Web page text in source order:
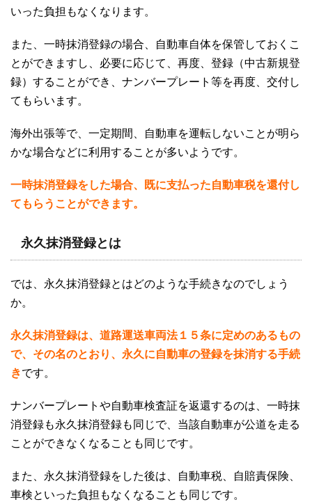
いった負担もなくなります。
また、一時抹消登録の場合、自動車自体を保管しておくこ
とができますし、必要に応じて、再度、登録（中古新規登
録）することができ、ナンバープレート等を再度、交付し
てもらいます。
海外出張等で、一定期間、自動車を運転しないことが明ら
かな場合などに利用することが多いようです。
一時抹消登録をした場合、既に支払った自動車税を還付し
てもらうことができます。
永久抹消登録とは
では、永久抹消登録とはどのような手続きなのでしょう
か。
永久抹消登録は、道路運送車両法１５条に定めのあるもの
で、その名のとおり、永久に自動車の登録を抹消する手続
きです。
ナンバープレートや自動車検査証を返還するのは、一時抹
消登録も永久抹消登録も同じで、当該自動車が公道を走る
ことができなくなることも同じです。
また、永久抹消登録をした後は、自動車税、自賠責保険、
車検といった負担もなくなることも同じです。